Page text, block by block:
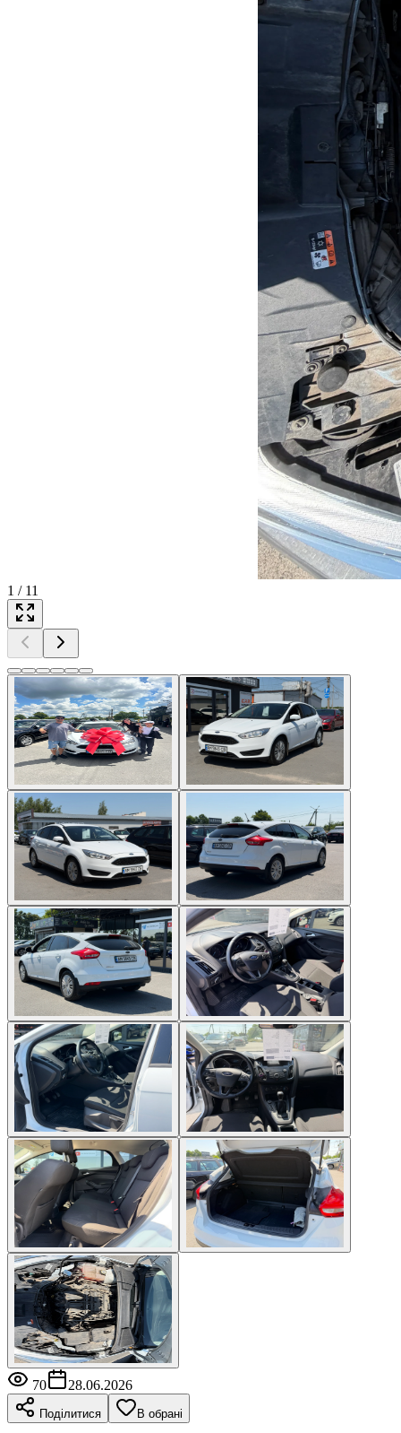
1 / 11
70 28.06.2026
Поділитися В обрані